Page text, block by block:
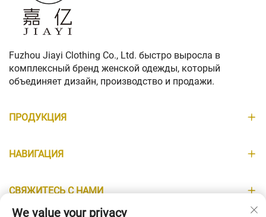
Fuzhou Jiayi Clothing Co., Ltd. быстро выросла в
комплексный бренд женской одежды, который
объединяет дизайн, производство и продажи.
ПРОДУКЦИЯ
НАВИГАЦИЯ
СВЯЖИТЕСЬ С НАМИ
We value your privacy